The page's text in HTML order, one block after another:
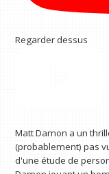
Regarder dessus
Matt Damon a un
(probablement) pas
d'une étude de